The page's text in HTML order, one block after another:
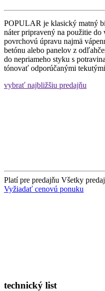
POPULAR je klasický matný
náter pripravený na použitie
povrchovú úpravu najmä
betónu alebo panelov z
do nepriameho styku s
tónovať odporúčanými
vybrať najbližšiu predajňu
Platí pre predajňu Všetky
Vyžiadať cenovú ponuku
technický list